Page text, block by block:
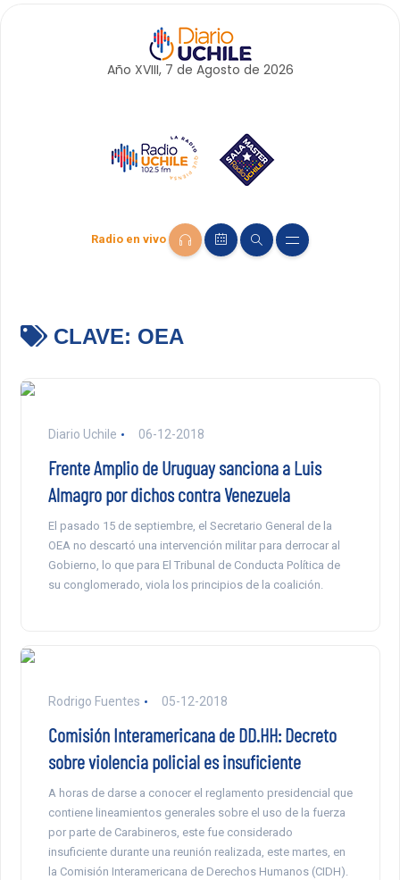
Año XVIII, 7 de Agosto de 2026
Radio en vivo
CLAVE: OEA
Diario Uchile 06-12-2018
Frente Amplio de Uruguay sanciona a Luis
Almagro por dichos contra Venezuela
El pasado 15 de septiembre, el Secretario General de la
OEA no descartó una intervención militar para derrocar al
Gobierno, lo que para El Tribunal de Conducta Política de
su conglomerado, viola los principios de la coalición.
Rodrigo Fuentes 05-12-2018
Comisión Interamericana de DD.HH: Decreto
sobre violencia policial es insuficiente
A horas de darse a conocer el reglamento presidencial que
contiene lineamientos generales sobre el uso de la fuerza
por parte de Carabineros, este fue considerado
insuficiente durante una reunión realizada, este martes, en
la Comisión Interamericana de Derechos Humanos (CIDH).